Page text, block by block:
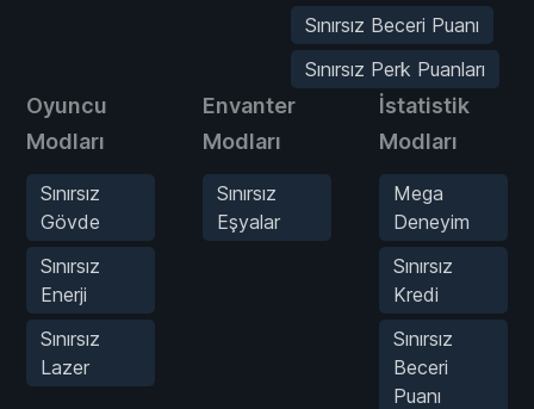
Sınırsız Beceri Puanı
Sınırsız Perk Puanları
Oyuncu
Modları
Sınırsız
Gövde
Sınırsız
Enerji
Sınırsız
Lazer
Envanter
Modları
Sınırsız
Eşyalar
İstatistik
Modları
Mega
Deneyim
Sınırsız
Kredi
Sınırsız
Beceri
Puanı